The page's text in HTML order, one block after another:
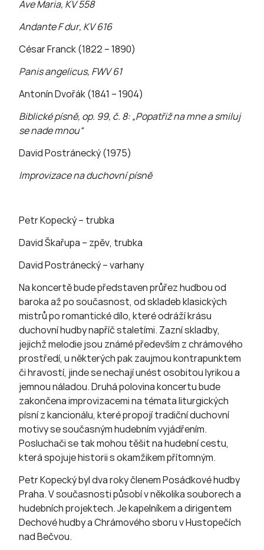
Ave Maria, KV 558
Andante F dur, KV 616
César Franck (1822 – 1890)
Panis angelicus, FWV 61
Antonín Dvořák (1841 – 1904)
Biblické písně, op. 99, č. 8: „Popatřiž na mne a smiluj
se nade mnou“
David Postránecký (1975)
Improvizace na duchovní písně
Petr Kopecký – trubka
David Škařupa – zpěv, trubka
David Postránecký – varhany
Na koncertě bude představen průřez hudbou od
baroka až po současnost, od skladeb klasických
mistrů po romantické dílo, které odráží krásu
duchovní hudby napříč staletími. Zazní skladby,
jejichž melodie jsou známé především z chrámového
prostředí, u některých pak zaujmou kontrapunktem
či hravostí, jinde se nechají unést osobitou lyrikou a
jemnou náladou. Druhá polovina koncertu bude
zakončena improvizacemi na témata liturgických
písní z kancionálu, které propojí tradiční duchovní
motivy se současným hudebním vyjádřením.
Posluchači se tak mohou těšit na hudební cestu,
která spojuje historii s okamžikem přítomným.
Petr Kopecký byl dva roky členem Posádkové hudby
Praha. V současnosti působí v několika souborech a
hudebních projektech. Je kapelníkem a dirigentem
Dechové hudby a Chrámového sboru v Hustopečích
nad Bečvou.